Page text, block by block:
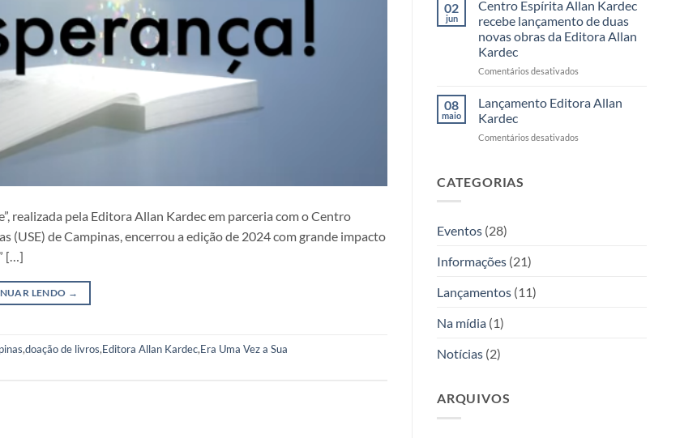
realizada pela Editora Allan Kardec em parceria com o Centro
(USE) de Campinas, encerrou a edição de 2024 com grande impacto
[…]
LENDO →
,doação de livros,Editora Allan Kardec,Era Uma Vez a Sua
Editora
Allan
venda
antecipada
livros
Infantil
conhece
os
Allan
Kardec
02
jun
Centro Espírita Allan Kardec
recebe lançamento de duas
novas obras da Editora Allan
Kardec
Comentários desativados
Espírita
Allan
recebe
08
maio
Lançamento Editora Allan
Kardec
Comentários desativados
CATEGORIAS
Eventos (28)
Informações (21)
Lançamentos (11)
Na mídia (1)
Notícias (2)
ARQUIVOS